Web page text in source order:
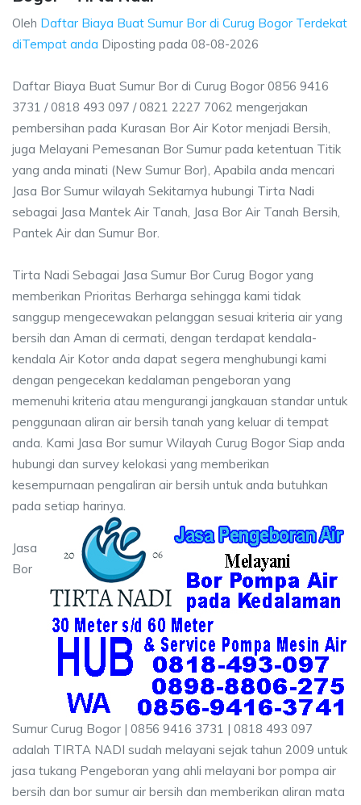
Oleh Daftar Biaya Buat Sumur Bor di Curug Bogor Terdekat
diTempat anda Diposting pada 08-08-2026
Daftar Biaya Buat Sumur Bor di Curug Bogor 0856 9416
3731 / 0818 493 097 / 0821 2227 7062 mengerjakan
pembersihan pada Kurasan Bor Air Kotor menjadi Bersih,
juga Melayani Pemesanan Bor Sumur pada ketentuan Titik
yang anda minati (New Sumur Bor), Apabila anda mencari
Jasa Bor Sumur wilayah Sekitarnya hubungi Tirta Nadi
sebagai Jasa Mantek Air Tanah, Jasa Bor Air Tanah Bersih,
Pantek Air dan Sumur Bor.
Tirta Nadi Sebagai Jasa Sumur Bor Curug Bogor yang
memberikan Prioritas Berharga sehingga kami tidak
sanggup mengecewakan pelanggan sesuai kriteria air yang
bersih dan Aman di cermati, dengan terdapat kendala-
kendala Air Kotor anda dapat segera menghubungi kami
dengan pengecekan kedalaman pengeboran yang
memenuhi kriteria atau mengurangi jangkauan standar untuk
penggunaan aliran air bersih tanah yang keluar di tempat
anda. Kami Jasa Bor sumur Wilayah Curug Bogor Siap anda
hubungi dan survey kelokasi yang memberikan
kesempurnaan pengaliran air bersih untuk anda butuhkan
pada setiap harinya.
Jasa
Bor
Sumur Curug Bogor | 0856 9416 3731 | 0818 493 097
adalah TIRTA NADI sudah melayani sejak tahun 2009 untuk
jasa tukang Pengeboran yang ahli melayani bor pompa air
bersih dan bor sumur air bersih dan memberikan aliran mata